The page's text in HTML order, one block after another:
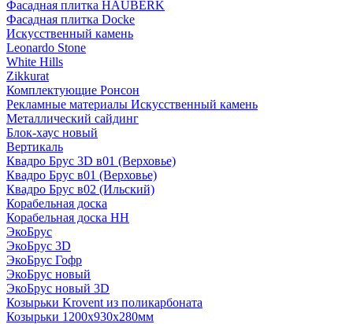
Фасадная плитка HAUBERK
Фасадная плитка Docke
Искусственный камень
Leonardo Stone
White Hills
Zikkurat
Комплектующие Ронсон
Рекламные материалы Искусственный камень
Металлический сайдинг
Блок-хаус новый
Вертикаль
Квадро Брус 3D в01 (Верховье)
Квадро Брус в01 (Верховье)
Квадро Брус в02 (Ильский)
Корабельная доска
Корабельная доска НН
ЭкоБрус
ЭкоБрус 3D
ЭкоБрус Гофр
ЭкоБрус новый
ЭкоБрус новый 3D
Козырьки Krovent из поликарбоната
Козырьки 1200х930х280мм